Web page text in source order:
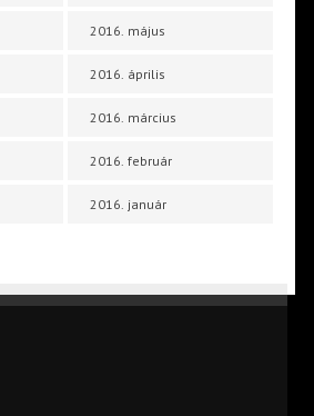
2016. május
2016. április
2016. március
2016. február
2016. január